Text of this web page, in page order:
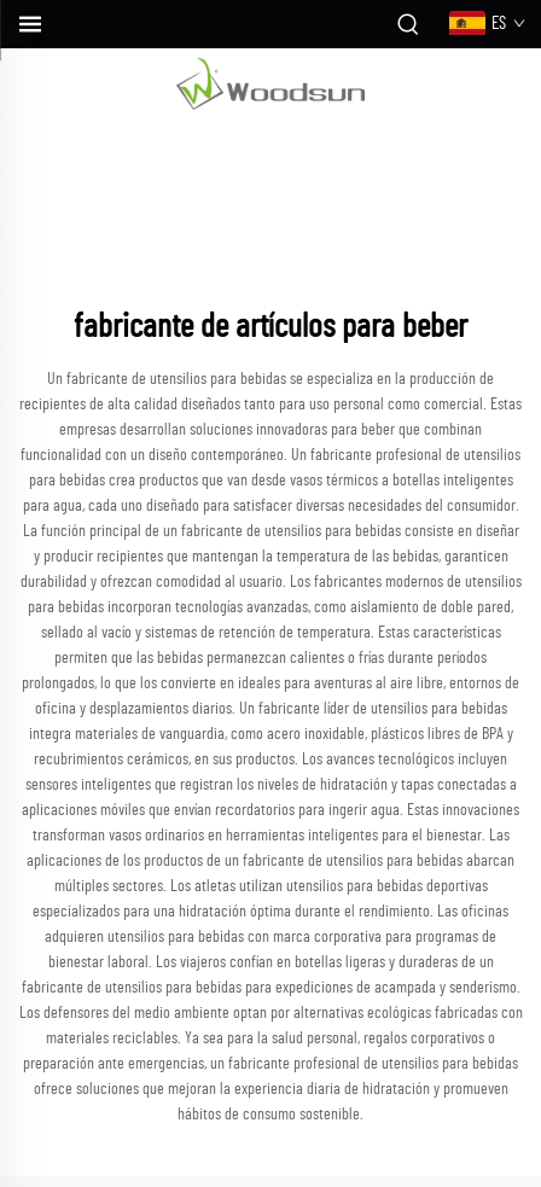
ES
fabricante de artículos para beber
Un fabricante de utensilios para bebidas se especializa en la producción de
recipientes de alta calidad diseñados tanto para uso personal como comercial. Estas
empresas desarrollan soluciones innovadoras para beber que combinan
funcionalidad con un diseño contemporáneo. Un fabricante profesional de utensilios
para bebidas crea productos que van desde vasos térmicos a botellas inteligentes
para agua, cada uno diseñado para satisfacer diversas necesidades del consumidor.
La función principal de un fabricante de utensilios para bebidas consiste en diseñar
y producir recipientes que mantengan la temperatura de las bebidas, garanticen
durabilidad y ofrezcan comodidad al usuario. Los fabricantes modernos de utensilios
para bebidas incorporan tecnologías avanzadas, como aislamiento de doble pared,
sellado al vacío y sistemas de retención de temperatura. Estas características
permiten que las bebidas permanezcan calientes o frías durante períodos
prolongados, lo que los convierte en ideales para aventuras al aire libre, entornos de
oficina y desplazamientos diarios. Un fabricante líder de utensilios para bebidas
integra materiales de vanguardia, como acero inoxidable, plásticos libres de BPA y
recubrimientos cerámicos, en sus productos. Los avances tecnológicos incluyen
sensores inteligentes que registran los niveles de hidratación y tapas conectadas a
aplicaciones móviles que envían recordatorios para ingerir agua. Estas innovaciones
transforman vasos ordinarios en herramientas inteligentes para el bienestar. Las
aplicaciones de los productos de un fabricante de utensilios para bebidas abarcan
múltiples sectores. Los atletas utilizan utensilios para bebidas deportivas
especializados para una hidratación óptima durante el rendimiento. Las oficinas
adquieren utensilios para bebidas con marca corporativa para programas de
bienestar laboral. Los viajeros confían en botellas ligeras y duraderas de un
fabricante de utensilios para bebidas para expediciones de acampada y senderismo.
Los defensores del medio ambiente optan por alternativas ecológicas fabricadas con
materiales reciclables. Ya sea para la salud personal, regalos corporativos o
preparación ante emergencias, un fabricante profesional de utensilios para bebidas
ofrece soluciones que mejoran la experiencia diaria de hidratación y promueven
hábitos de consumo sostenible.